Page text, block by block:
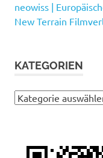
neowiss |
New Terrain
KATEGORIEN
Kategorien